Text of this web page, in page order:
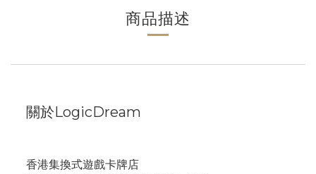
商品描述
關於LogicDream
香港集換式遊戲卡牌店